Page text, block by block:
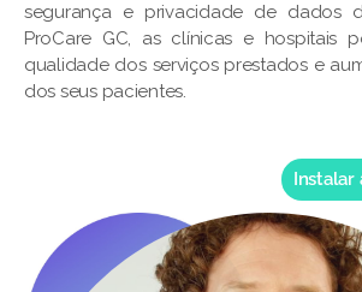
segurança e privacidade de dados
ProCare GC, as clínicas e hospitais
qualidade dos serviços prestados e
dos seus pacientes.
Instalar